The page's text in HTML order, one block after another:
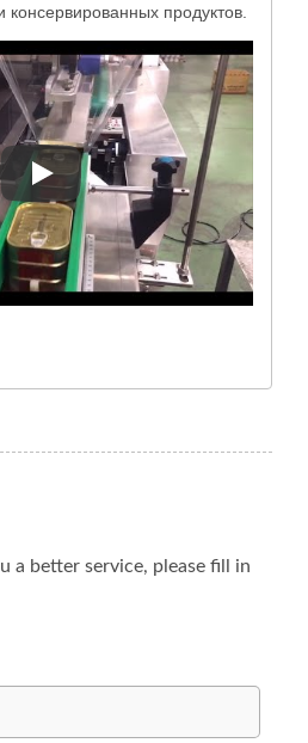
продуктов.
Решения Для Упаковки